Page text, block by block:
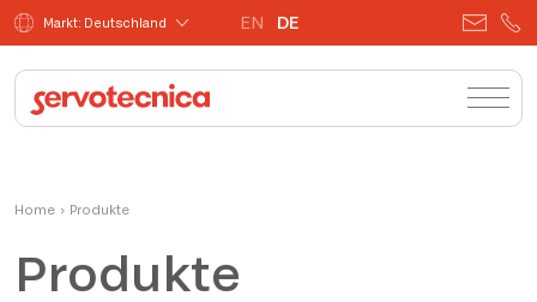
Markt: Deutschland EN DE
Home › Produkte
Produkte